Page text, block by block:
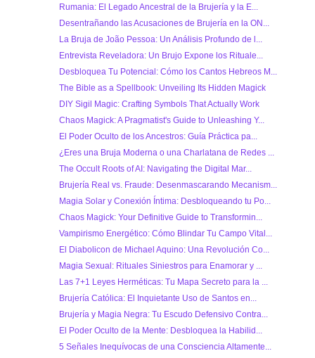
Rumania: El Legado Ancestral de la Brujería y la E...
Desentrañando las Acusaciones de Brujería en la ON...
La Bruja de João Pessoa: Un Análisis Profundo de l...
Entrevista Reveladora: Un Brujo Expone los Rituale...
Desbloquea Tu Potencial: Cómo los Cantos Hebreos M...
The Bible as a Spellbook: Unveiling Its Hidden Magick
DIY Sigil Magic: Crafting Symbols That Actually Work
Chaos Magick: A Pragmatist's Guide to Unleashing Y...
El Poder Oculto de los Ancestros: Guía Práctica pa...
¿Eres una Bruja Moderna o una Charlatana de Redes ...
The Occult Roots of AI: Navigating the Digital Mar...
Brujería Real vs. Fraude: Desenmascarando Mecanism...
Magia Solar y Conexión Íntima: Desbloqueando tu Po...
Chaos Magick: Your Definitive Guide to Transformin...
Vampirismo Energético: Cómo Blindar Tu Campo Vital...
El Diabolicon de Michael Aquino: Una Revolución Co...
Magia Sexual: Rituales Siniestros para Enamorar y ...
Las 7+1 Leyes Herméticas: Tu Mapa Secreto para la ...
Brujería Católica: El Inquietante Uso de Santos en...
Brujería y Magia Negra: Tu Escudo Defensivo Contra...
El Poder Oculto de la Mente: Desbloquea la Habilid...
5 Señales Inequívocas de una Consciencia Altamente...